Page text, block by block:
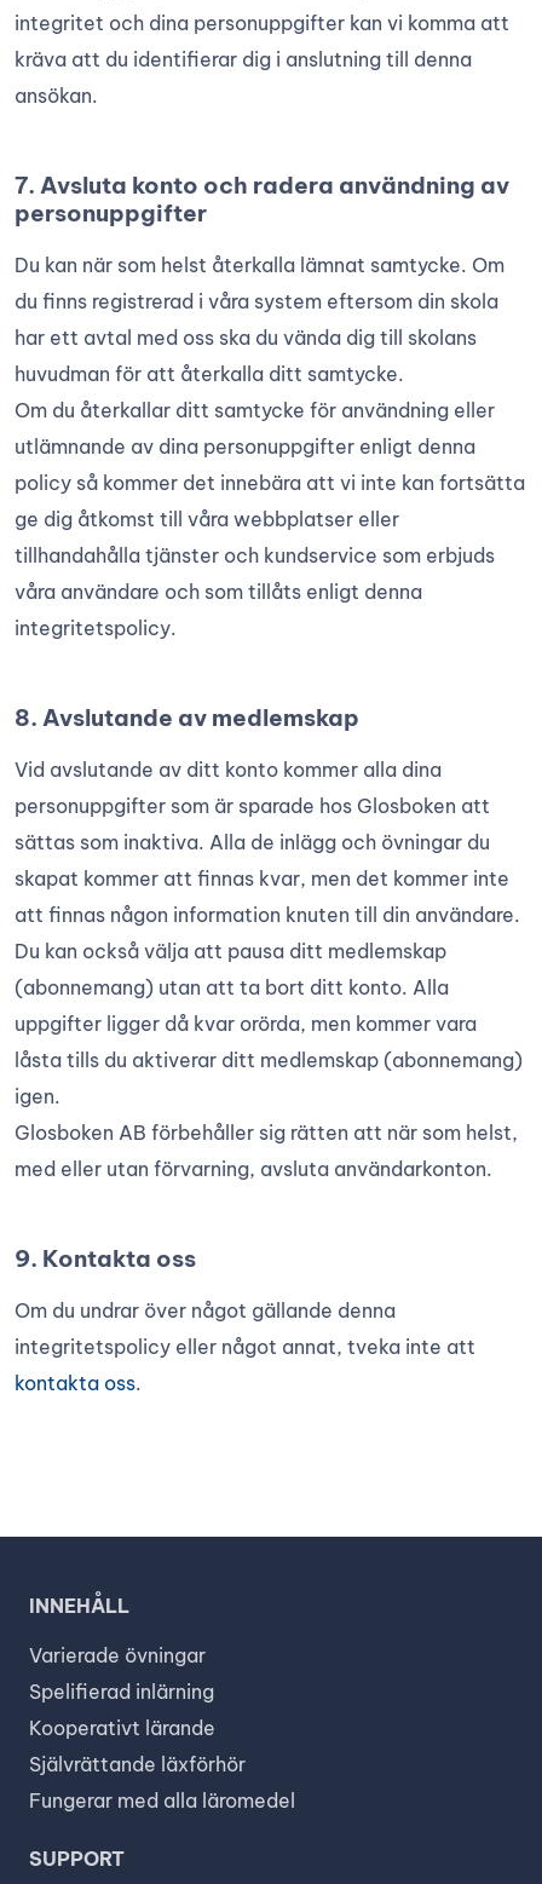
integritet och dina personuppgifter kan vi komma att
kräva att du identifierar dig i anslutning till denna
ansökan.
7. Avsluta konto och radera användning av
personuppgifter
Du kan när som helst återkalla lämnat samtycke. Om
du finns registrerad i våra system eftersom din skola
har ett avtal med oss ska du vända dig till skolans
huvudman för att återkalla ditt samtycke.
Om du återkallar ditt samtycke för användning eller
utlämnande av dina personuppgifter enligt denna
policy så kommer det innebära att vi inte kan fortsätta
ge dig åtkomst till våra webbplatser eller
tillhandahålla tjänster och kundservice som erbjuds
våra användare och som tillåts enligt denna
integritetspolicy.
8. Avslutande av medlemskap
Vid avslutande av ditt konto kommer alla dina
personuppgifter som är sparade hos Glosboken att
sättas som inaktiva. Alla de inlägg och övningar du
skapat kommer att finnas kvar, men det kommer inte
att finnas någon information knuten till din användare.
Du kan också välja att pausa ditt medlemskap
(abonnemang) utan att ta bort ditt konto. Alla
uppgifter ligger då kvar orörda, men kommer vara
låsta tills du aktiverar ditt medlemskap (abonnemang)
igen.
Glosboken AB förbehåller sig rätten att när som helst,
med eller utan förvarning, avsluta användarkonton.
9. Kontakta oss
Om du undrar över något gällande denna
integritetspolicy eller något annat, tveka inte att
kontakta oss.
INNEHÅLL
Varierade övningar
Spelifierad inlärning
Kooperativt lärande
Självrättande läxförhör
Fungerar med alla läromedel
SUPPORT